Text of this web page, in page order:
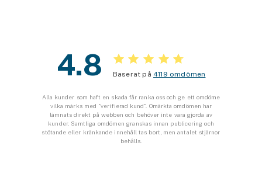
Fritidshusförsäkring
Företagsförsäkring
4.8 Baserat på4119 omdömen
Alla kunder som haft en skada får ranka oss och ge ett omdöme
vilka märks med ”verifierad kund”. Omärkta omdömen har
lämnats direkt på webben och behöver inte vara gjorda av
kunder. Samtliga omdömen granskas innan publicering och
stötande eller kränkande innehåll tas bort, men antalet stjärnor
behålls.